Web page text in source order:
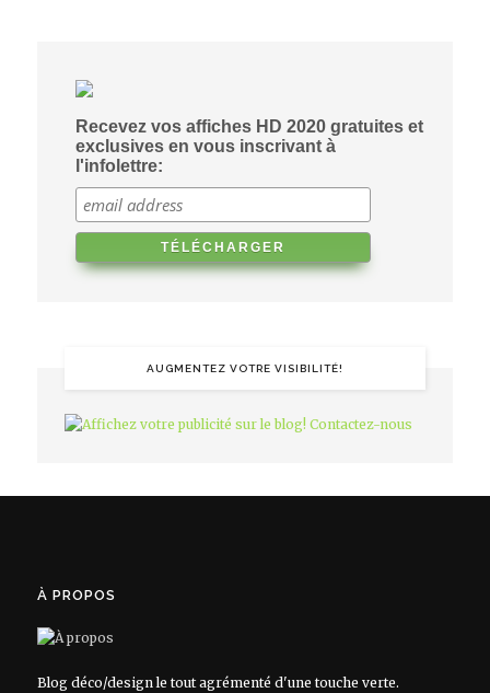
Recevez vos affiches HD 2020 gratuites et
exclusives en vous inscrivant à
l'infolettre:
AUGMENTEZ VOTRE VISIBILITÉ!
À PROPOS
Blog déco/design le tout agrémenté d'une touche verte.